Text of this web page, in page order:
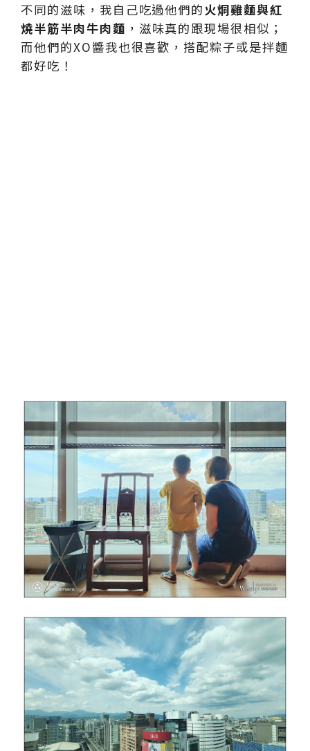
不同的滋味，我自己吃過他們的火烔雞麵與紅
燒半筋半肉牛肉麵 ，滋味真的跟現場很相似；
而他們的XO醬我也很喜歡，搭配粽子或是拌麵
都好吃！